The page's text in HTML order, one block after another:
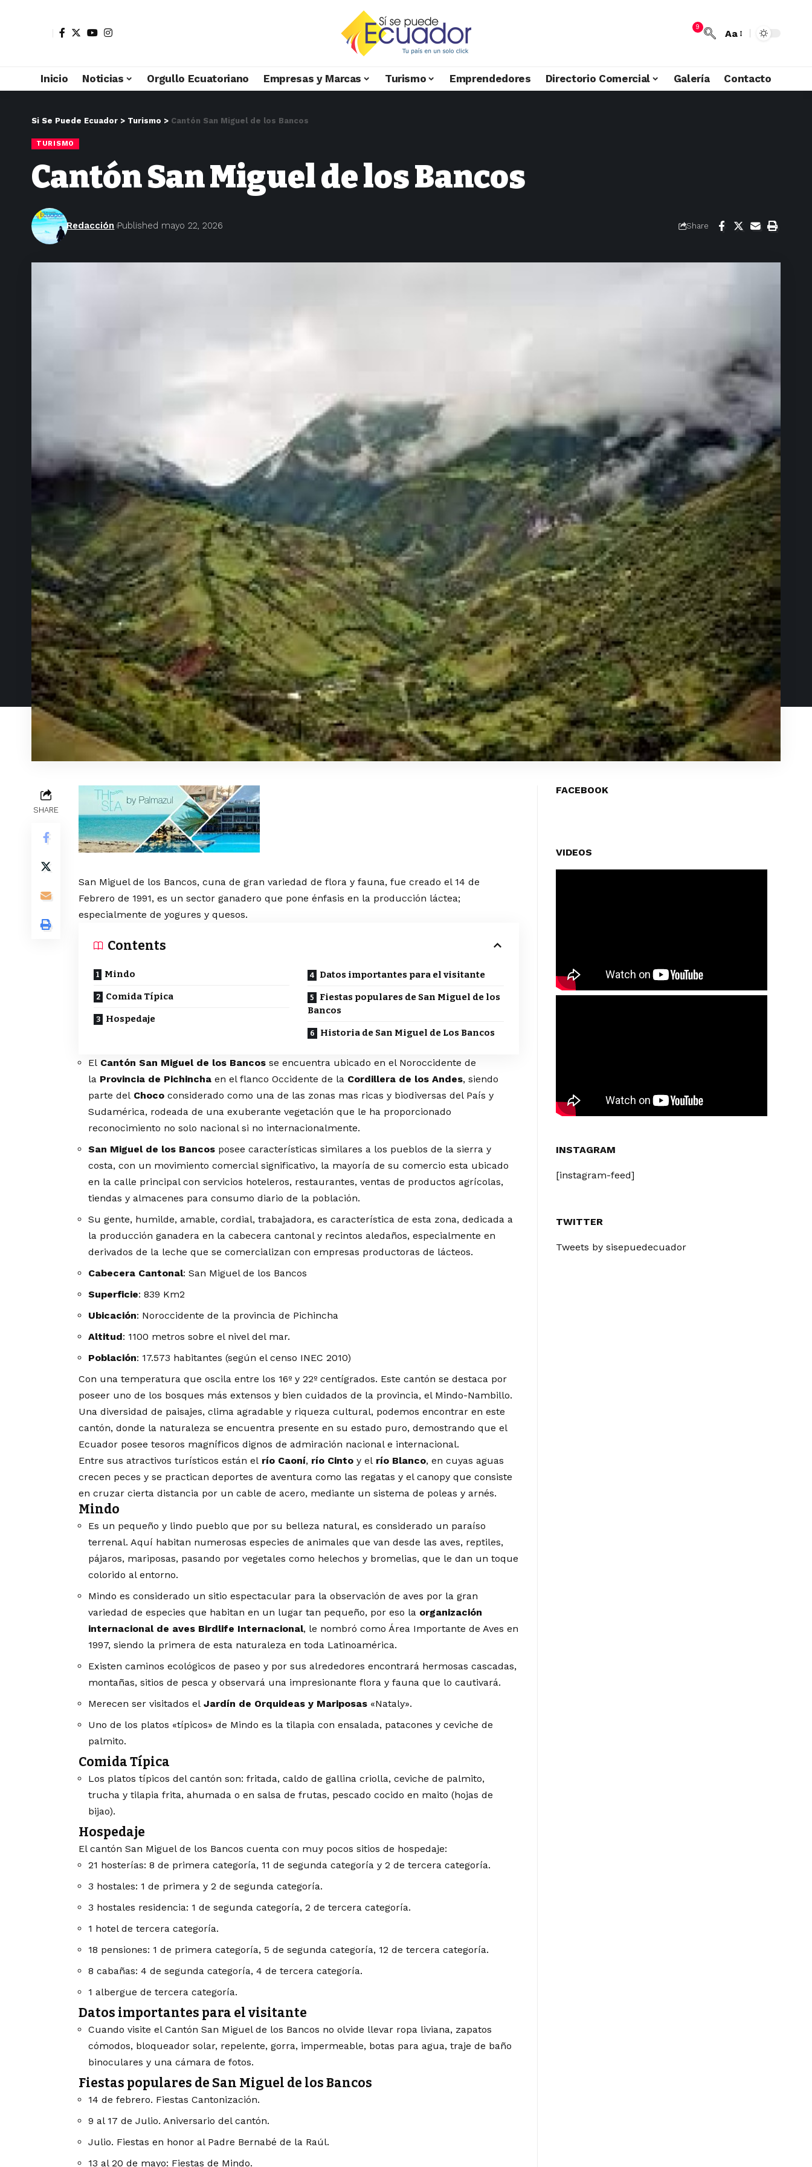
9
Aa
Inicio Noticias Orgullo Ecuatoriano Empresas y Marcas Turismo Emprendedores Directorio Comercial Galería Contacto
Si Se Puede Ecuador > Turismo > Cantón San Miguel de los Bancos
TURISMO
Cantón San Miguel de los Bancos
Redacción Published mayo 22, 2026 Share
SHARE
San Miguel de los Bancos, cuna de gran variedad de flora y fauna, fue creado el 14 de
Febrero de 1991, es un sector ganadero que pone énfasis en la producción láctea;
especialmente de yogures y quesos.
Contents
Mindo
Comida Típica
Hospedaje
Datos importantes para el visitante
Fiestas populares de San Miguel de los
Bancos
Historia de San Miguel de Los Bancos
El Cantón San Miguel de los Bancos se encuentra ubicado en el Noroccidente de
la Provincia de Pichincha en el flanco Occidente de la Cordillera de los Andes, siendo
parte del Choco considerado como una de las zonas mas ricas y biodiversas del País y
Sudamérica, rodeada de una exuberante vegetación que le ha proporcionado
reconocimiento no solo nacional si no internacionalmente.
San Miguel de los Bancos posee características similares a los pueblos de la sierra y
costa, con un movimiento comercial significativo, la mayoría de su comercio esta ubicado
en la calle principal con servicios hoteleros, restaurantes, ventas de productos agrícolas,
tiendas y almacenes para consumo diario de la población.
Su gente, humilde, amable, cordial, trabajadora, es característica de esta zona, dedicada a
la producción ganadera en la cabecera cantonal y recintos aledaños, especialmente en
derivados de la leche que se comercializan con empresas productoras de lácteos.
Cabecera Cantonal: San Miguel de los Bancos
Superficie: 839 Km2
Ubicación: Noroccidente de la provincia de Pichincha
Altitud: 1100 metros sobre el nivel del mar.
Población: 17.573 habitantes (según el censo INEC 2010)
Con una temperatura que oscila entre los 16º y 22º centígrados. Este cantón se destaca por
poseer uno de los bosques más extensos y bien cuidados de la provincia, el Mindo-Nambillo.
Una diversidad de paisajes, clima agradable y riqueza cultural, podemos encontrar en este
cantón, donde la naturaleza se encuentra presente en su estado puro, demostrando que el
Ecuador posee tesoros magníficos dignos de admiración nacional e internacional.
Entre sus atractivos turísticos están el río Caoní, río Cinto y el río Blanco, en cuyas aguas
crecen peces y se practican deportes de aventura como las regatas y el canopy que consiste
en cruzar cierta distancia por un cable de acero, mediante un sistema de poleas y arnés.
Mindo
Es un pequeño y lindo pueblo que por su belleza natural, es considerado un paraíso
terrenal. Aquí habitan numerosas especies de animales que van desde las aves, reptiles,
pájaros, mariposas, pasando por vegetales como helechos y bromelias, que le dan un toque
colorido al entorno.
Mindo es considerado un sitio espectacular para la observación de aves por la gran
variedad de especies que habitan en un lugar tan pequeño, por eso la organización
internacional de aves Birdlife Internacional, le nombró como Área Importante de Aves en
1997, siendo la primera de esta naturaleza en toda Latinoamérica.
Existen caminos ecológicos de paseo y por sus alrededores encontrará hermosas cascadas,
montañas, sitios de pesca y observará una impresionante flora y fauna que lo cautivará.
Merecen ser visitados el Jardín de Orquideas y Mariposas «Nataly».
Uno de los platos «típicos» de Mindo es la tilapia con ensalada, patacones y ceviche de
palmito.
Comida Típica
Los platos típicos del cantón son: fritada, caldo de gallina criolla, ceviche de palmito,
trucha y tilapia frita, ahumada o en salsa de frutas, pescado cocido en maito (hojas de
bijao).
Hospedaje
El cantón San Miguel de los Bancos cuenta con muy pocos sitios de hospedaje:
21 hosterías: 8 de primera categoría, 11 de segunda categoría y 2 de tercera categoría.
3 hostales: 1 de primera y 2 de segunda categoría.
3 hostales residencia: 1 de segunda categoría, 2 de tercera categoría.
1 hotel de tercera categoría.
18 pensiones: 1 de primera categoría, 5 de segunda categoría, 12 de tercera categoría.
8 cabañas: 4 de segunda categoría, 4 de tercera categoría.
1 albergue de tercera categoría.
Datos importantes para el visitante
Cuando visite el Cantón San Miguel de los Bancos no olvide llevar ropa liviana, zapatos
cómodos, bloqueador solar, repelente, gorra, impermeable, botas para agua, traje de baño
binoculares y una cámara de fotos.
Fiestas populares de San Miguel de los Bancos
14 de febrero. Fiestas Cantonización.
9 al 17 de Julio. Aniversario del cantón.
Julio. Fiestas en honor al Padre Bernabé de la Raúl.
13 al 20 de mayo: Fiestas de Mindo.
FACEBOOK
VIDEOS
INSTAGRAM
[instagram-feed]
TWITTER
Tweets by sisepuedecuador